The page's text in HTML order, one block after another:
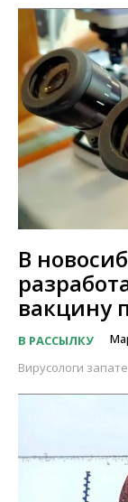
В
вакцину
В РАССЫЛКУ
Вирусологи